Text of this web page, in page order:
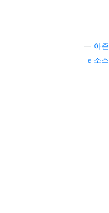
아존
소스